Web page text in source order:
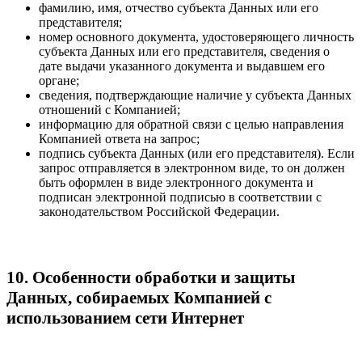
фамилию, имя, отчество субъекта Данных или его
представителя;
номер основного документа, удостоверяющего личность
субъекта Данных или его представителя, сведения о
дате выдачи указанного документа и выдавшем его
органе;
сведения, подтверждающие наличие у субъекта Данных
отношений с Компанией;
информацию для обратной связи с целью направления
Компанией ответа на запрос;
подпись субъекта Данных (или его представителя). Если
запрос отправляется в электронном виде, то он должен
быть оформлен в виде электронного документа и
подписан электронной подписью в соответствии с
законодательством Российской Федерации.
10. Особенности обработки и защиты
Данных, собираемых Компанией с
использованием сети Интернет